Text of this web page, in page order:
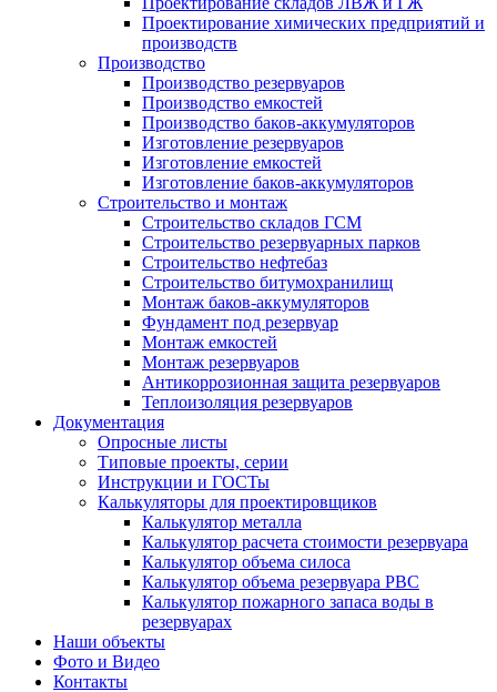
Проектирование химических предприятий и
производств
Производство
Производство резервуаров
Производство емкостей
Производство баков-аккумуляторов
Изготовление резервуаров
Изготовление емкостей
Изготовление баков-аккумуляторов
Строительство и монтаж
Строительство складов ГСМ
Строительство резервуарных парков
Строительство нефтебаз
Строительство битумохранилищ
Монтаж баков-аккумуляторов
Фундамент под резервуар
Монтаж емкостей
Монтаж резервуаров
Антикоррозионная защита резервуаров
Теплоизоляция резервуаров
Документация
Опросные листы
Типовые проекты, серии
Инструкции и ГОСТы
Калькуляторы для проектировщиков
Калькулятор металла
Калькулятор расчета стоимости резервуара
Калькулятор объема силоса
Калькулятор объема резервуара РВС
Калькулятор пожарного запаса воды в
резервуарах
Наши объекты
Фото и Видео
Контакты